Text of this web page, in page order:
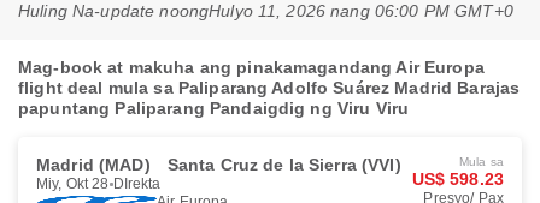
Huling Na-update noongHulyo 11, 2026 nang 06:00 PM GMT+0
Mag-book at makuha ang pinakamagandang Air Europa
flight deal mula sa Paliparang Adolfo Suárez Madrid Barajas
papuntang Paliparang Pandaigdig ng Viru Viru
Madrid (MAD) Santa Cruz de la Sierra (VVI)
Miy, Okt 28 DIrekta
Mula sa
US$ 598.23
Presyo/ Pax